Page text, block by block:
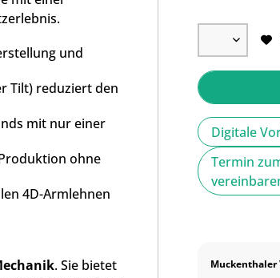
und
Tilt) reduziert den
mit nur einer
ohne
4D-Armlehnen
. Sie bietet
Digitale
Termin
Muckenthaler